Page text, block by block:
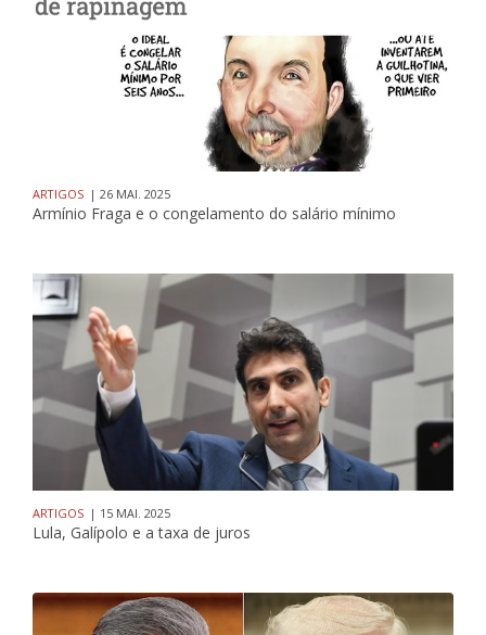
ARTIGOS | 26 MAI. 2025
Armínio Fraga e o congelamento do salário mínimo
ARTIGOS | 15 MAI. 2025
Lula, Galípolo e a taxa de juros